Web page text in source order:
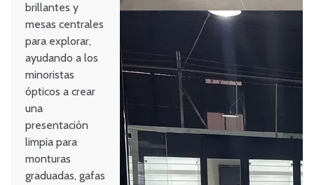
brillantes y
mesas centrales
para explorar,
ayudando a los
minoristas
ópticos a crear
una
presentación
limpia para
monturas
graduadas, gafas